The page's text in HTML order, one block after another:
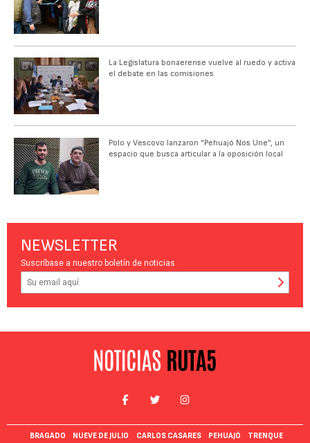
La Legislatura bonaerense vuelve al ruedo y activa
el debate en las comisiones
Polo y Vescovo lanzaron "Pehuajó Nos Une", un
espacio que busca articular a la oposición local
NEWSLETTER
Suscríbase a nuestro boletín de noticias
BRAGADO NUEVE DE JULIO CARLOS CASARES PEHUAJÓ TRENQUE